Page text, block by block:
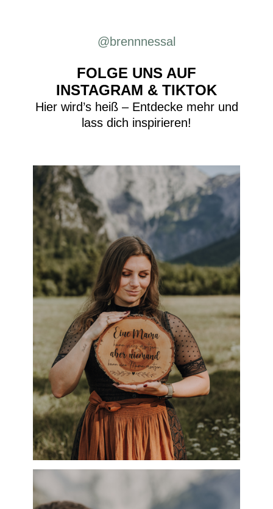
@brennnessal
FOLGE UNS AUF
INSTAGRAM & TIKTOK
Hier wird’s heiß – Entdecke mehr und
lass dich inspirieren!